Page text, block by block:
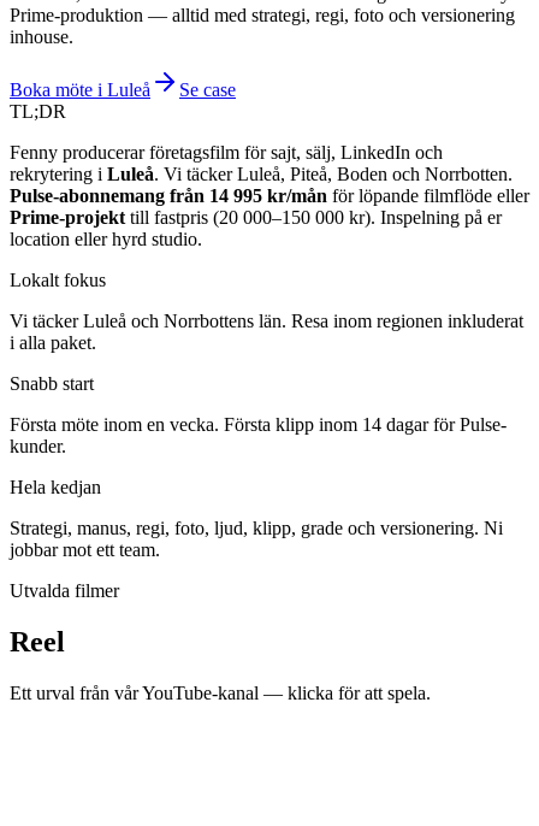
Prime-produktion — alltid med strategi, regi, foto och versionering
inhouse.
Boka möte i Luleå
Se case
TL;DR
Fenny producerar företagsfilm för sajt, sälj, LinkedIn och
rekrytering i Luleå. Vi täcker Luleå, Piteå, Boden och Norrbotten.
Pulse-abonnemang från 14 995 kr/mån för löpande filmflöde eller
Prime-projekt till fastpris (20 000–150 000 kr). Inspelning på er
location eller hyrd studio.
Lokalt fokus
Vi täcker Luleå och Norrbottens län. Resa inom regionen inkluderat
i alla paket.
Snabb start
Första möte inom en vecka. Första klipp inom 14 dagar för Pulse-
kunder.
Hela kedjan
Strategi, manus, regi, foto, ljud, klipp, grade och versionering. Ni
jobbar mot ett team.
Utvalda filmer
Reel
Ett urval från vår YouTube-kanal — klicka för att spela.